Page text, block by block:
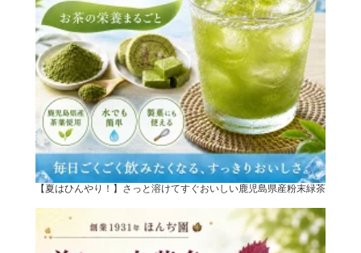
【夏はひんやり！】さっと溶けてすぐおいしい鹿児島県産粉末緑茶